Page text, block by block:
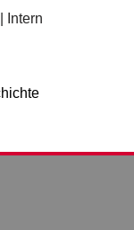
Intern